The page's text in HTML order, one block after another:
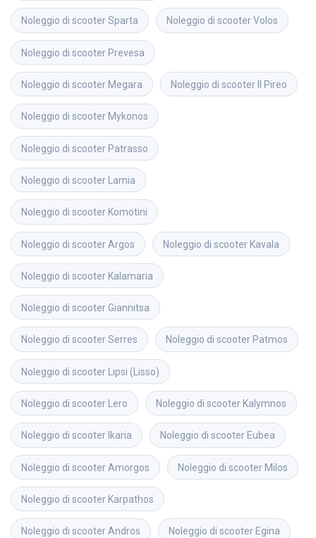
Noleggio di scooterSparta Noleggio di scooterVolos
Noleggio di scooter Prevesa
Noleggio di scooter Megara Noleggio di scooter Il Pireo
Noleggio di scooter Mykonos
Noleggio di scooter Patrasso
Noleggio di scooter Lamia
Noleggio di scooter Komotini
Noleggio di scooter Argos Noleggio di scooterKavala
Noleggio di scooter Kalamaria
Noleggio di scooterGiannitsa
Noleggio di scooterSerres Noleggio di scooter Patmos
Noleggio di scooter Lipsi (Lisso)
Noleggio di scooter Lero Noleggio di scooter Kalymnos
Noleggio di scooter Ikaria Noleggio di scooter Eubea
Noleggio di scooter Amorgos Noleggio di scooter Milos
Noleggio di scooter Karpathos
Noleggio di scooterAndros Noleggio di scooter Egina